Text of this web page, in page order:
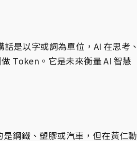
是以字或詞為單位，AI 在思考、
Token。它是未來衡量 AI 智慧
鋼鐵、塑膠或汽車，但在黃仁勳